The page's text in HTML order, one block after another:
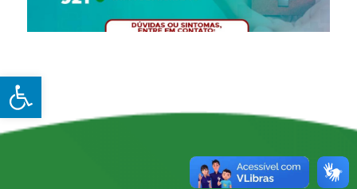
Open toolbar